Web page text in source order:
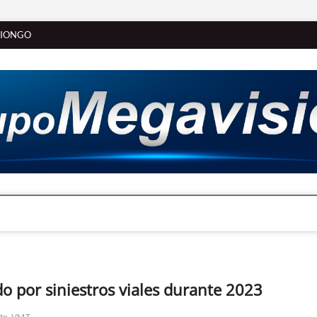
por siniestros viales durante 2023